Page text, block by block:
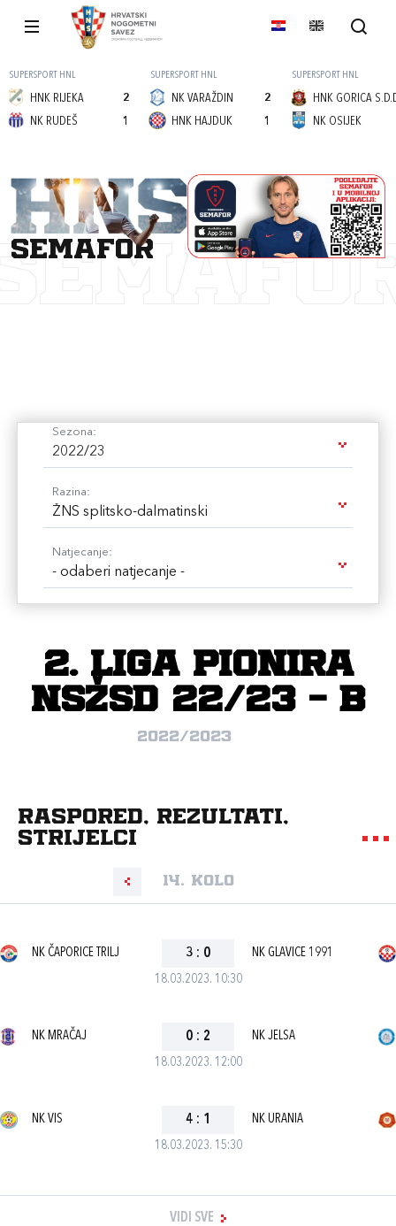
SUPERSPORT HNL
HNK RIJEKA
2
1
NK RUDEŠ
SUPERSPORT HNL
NK VARAŽDIN
2
1
HNK HAJDUK
SUPERSPORT HNL
HNK GORICA
NK OSIJEK
semafor
Sezona:
2022/23
Razina:
ŽNS splitsko-dalmatinski
Natjecanje:
- odaberi natjecanje -
2. liga pionira
NSŽSD 22/23 - B
2022/2023
Raspored, rezultati,
strijelci
14. kolo
18.03.2023. 10:30
NK ČAPORICE TRILJ 3 : 0 NK GLAVICE 1991
18.03.2023. 12:00
NK MRAČAJ 0 : 2 NK JELSA
18.03.2023. 15:30
NK VIS 4 : 1 NK URANIA
VIDI SVE